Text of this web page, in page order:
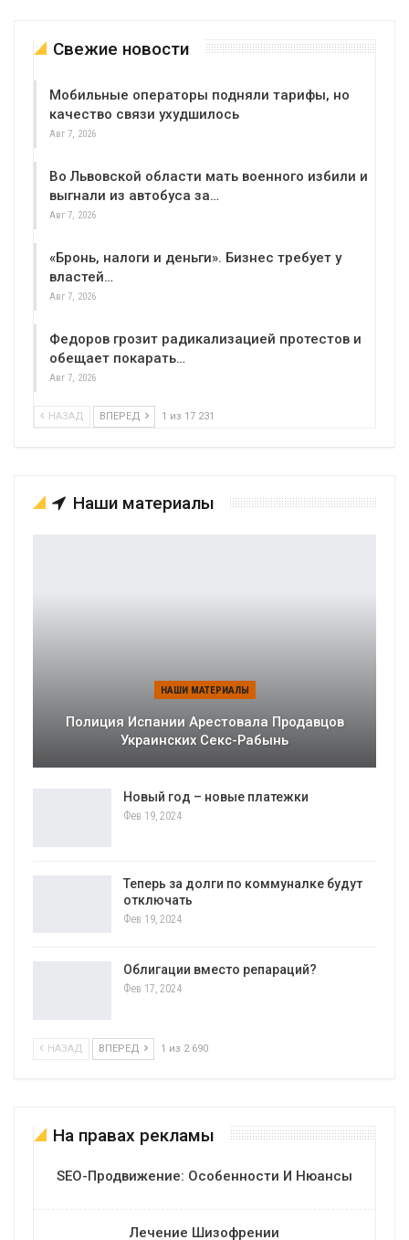
Свежие новости
Мобильные операторы подняли тарифы, но
качество связи ухудшилось
Авг 7, 2026
Во Львовской области мать военного избили и
выгнали из автобуса за…
Авг 7, 2026
«Бронь, налоги и деньги». Бизнес требует у
властей…
Авг 7, 2026
Федоров грозит радикализацией протестов и
обещает покарать…
Авг 7, 2026
НАЗАД ВПЕРЕД 1 из 17 231
Наши материалы
НАШИ МАТЕРИАЛЫ
Полиция Испании Арестовала Продавцов
Украинских Секс-Рабынь
Новый год – новые платежки
Фев 19, 2024
Теперь за долги по коммуналке будут
отключать
Фев 19, 2024
Облигации вместо репараций?
Фев 17, 2024
НАЗАД ВПЕРЕД 1 из 2 690
На правах рекламы
SEO-Продвижение: Особенности И Нюансы
Лечение Шизофрении